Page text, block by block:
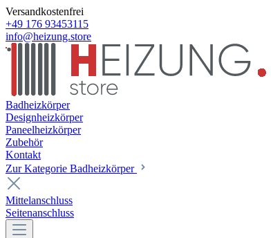
Versandkostenfrei
+49 176 93453115
info@heizung.store
Badheizkörper
Designheizkörper
Paneelheizkörper
Zubehör
Kontakt
Zur Kategorie Badheizkörper
Mittelanschluss
Seitenanschluss